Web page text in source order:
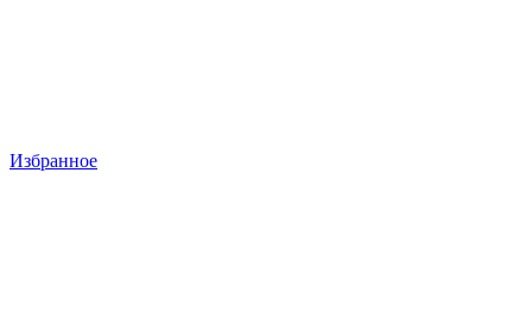
Избранное